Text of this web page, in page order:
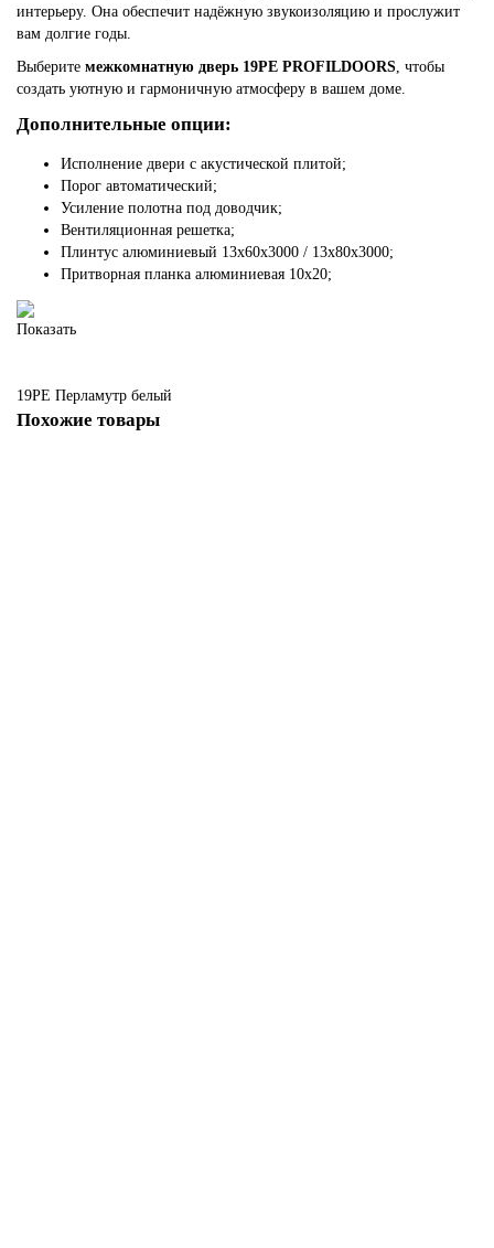
интерьеру. Она обеспечит надёжную звукоизоляцию и прослужит
вам долгие годы.
Выберите межкомнатную дверь 19PE PROFILDOORS, чтобы
создать уютную и гармоничную атмосферу в вашем доме.
Дополнительные опции:
Исполнение двери с акустической плитой;
Порог автоматический;
Усиление полотна под доводчик;
Вентиляционная решетка;
Плинтус алюминиевый 13х60х3000 / 13х80х3000;
Притворная планка алюминиевая 10x20;
Показать
19PE Перламутр белый
Похожие товары